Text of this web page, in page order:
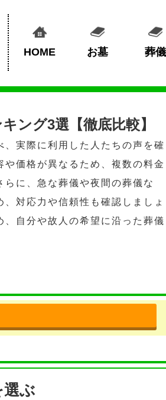
HOME お墓 葬儀
ング3選【徹底比較】
実際に利用した人たちの声を確
価格が異なるため、複数の料金
に、急な葬儀や夜間の葬儀な
対応力や信頼性も確認しましょ
自分や故人の希望に沿った葬儀
選ぶ